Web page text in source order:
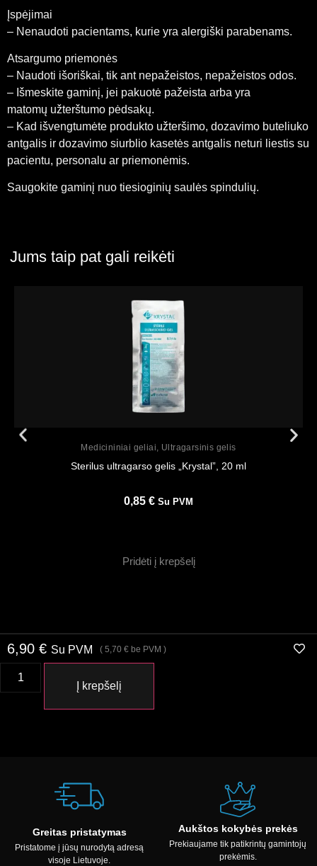
Įspėjimai
– Nenaudoti pacientams, kurie yra alergiški parabenams.
Atsargumo priemonės
– Naudoti išoriškai, tik ant nepažeistos, nepažeistos odos.
– Išmeskite gaminį, jei pakuotė pažeista arba yra
matomų užterštumo pėdsakų.
– Kad išvengtumėte produkto užteršimo, dozavimo buteliuko
antgalis ir dozavimo siurblio kasetės antgalis neturi liestis su
pacientu, personalu ar priemonėmis.
Saugokite gaminį nuo tiesioginių saulės spindulių.
Jums taip pat gali reikėti
Medicininiai geliai, Ultragarsinis gelis
Sterilus ultragarso gelis „Krystal”, 20 ml
0,85 € Su PVM
Pridėti į krepšelį
6,90 € Su PVM ( 5,70 € be PVM )
Į krepšelį
Greitas pristatymas
Pristatome į jūsų nurodytą adresą
visoje Lietuvoje.
Aukštos kokybės prekės
Prekiaujame tik patikrintų gamintojų
prekėmis.